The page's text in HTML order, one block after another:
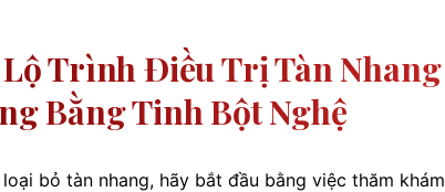
Trình Điều Trị Tàn Nhang
Bằng Tinh Bột Nghệ
bỏ tàn nhang, hãy bắt đầu bằng việc thăm